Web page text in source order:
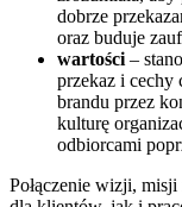
dobrze
oraz buduje
wartości–
przekaz i cechy
brandu przez
kulturę
odbiorcami
Połączenie wizji,